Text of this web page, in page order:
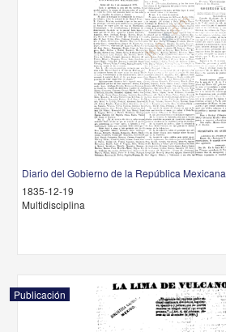
Diario del Gobierno de la República Mexicana
1835-12-19
Multidisciplina
Publicación